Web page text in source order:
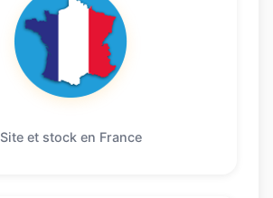
Site et stock en France